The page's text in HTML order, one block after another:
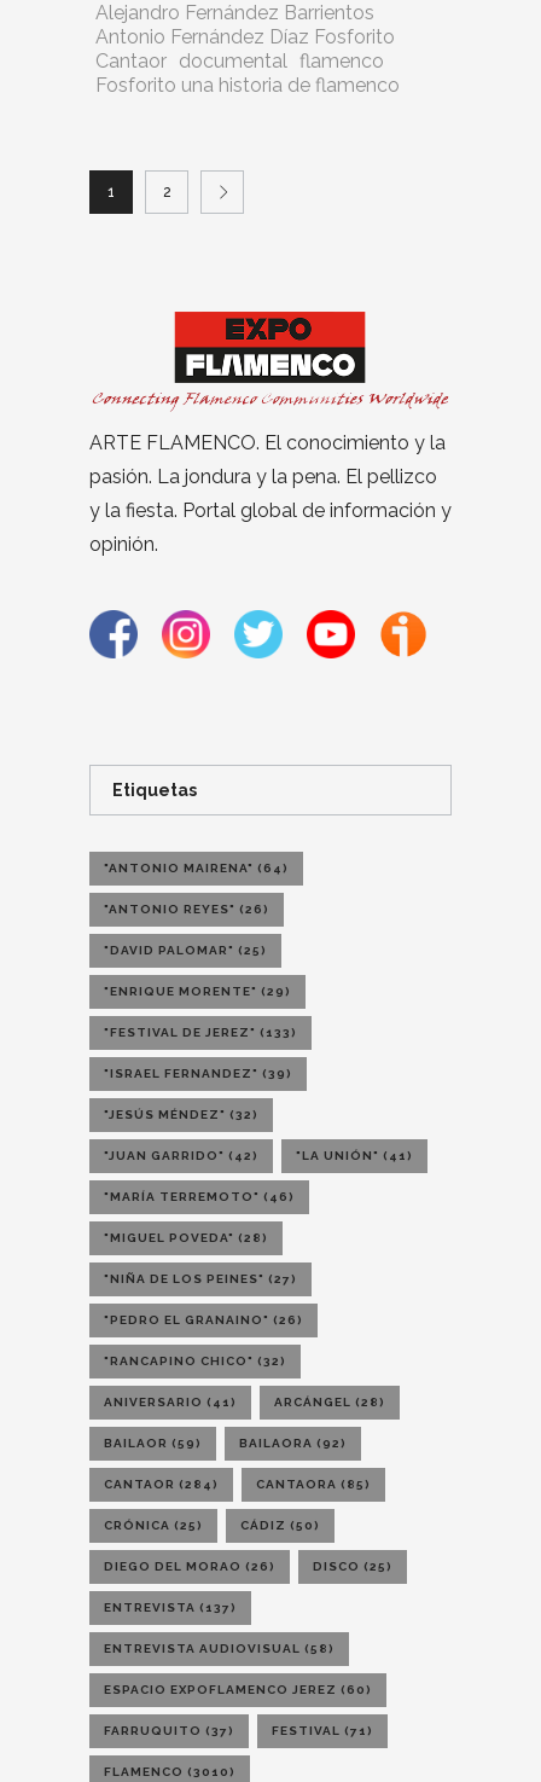
Alejandro Fernández Barrientos
Antonio Fernández Díaz Fosforito
Cantaor documental flamenco
Fosforito una historia de flamenco
1 2
ARTE FLAMENCO. El conocimiento y la
pasión. La jondura y la pena. El pellizco
y la fiesta. Portal global de información y
opinión.
Etiquetas
"ANTONIO MAIRENA" (64)
"ANTONIO REYES" (26)
"DAVID PALOMAR" (25)
"ENRIQUE MORENTE" (29)
"FESTIVAL DE JEREZ" (133)
"ISRAEL FERNANDEZ" (39)
"JESÚS MÉNDEZ" (32)
"JUAN GARRIDO" (42) "LA UNIÓN" (41)
"MARÍA TERREMOTO" (46)
"MIGUEL POVEDA" (28)
"NIÑA DE LOS PEINES" (27)
"PEDRO EL GRANAINO" (26)
"RANCAPINO CHICO" (32)
ANIVERSARIO (41) ARCÁNGEL (28)
BAILAOR (59) BAILAORA (92)
CANTAOR (284) CANTAORA (85)
CRÓNICA (25) CÁDIZ (50)
DIEGO DEL MORAO (26) DISCO (25)
ENTREVISTA (137)
ENTREVISTA AUDIOVISUAL (58)
ESPACIO EXPOFLAMENCO JEREZ (60)
FARRUQUITO (37) FESTIVAL (71)
FLAMENCO (3010)